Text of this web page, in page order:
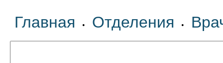
Главная • Отделения •